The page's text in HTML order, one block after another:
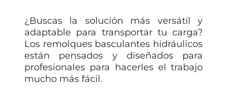
¿Buscas la solución más versátil y
adaptable para transportar tu carga?
Los remolques basculantes hidráulicos
están pensados y diseñados para
profesionales para hacerles el trabajo
mucho más fácil.